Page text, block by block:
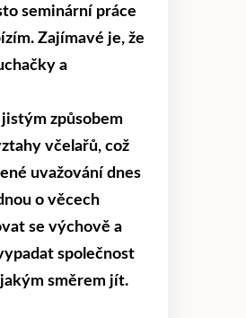
seminární práce
Zajímavé je, že
a
způsobem
včelařů, což
uvažování dnes
o věcech
se výchově a
společnost
směrem jít.